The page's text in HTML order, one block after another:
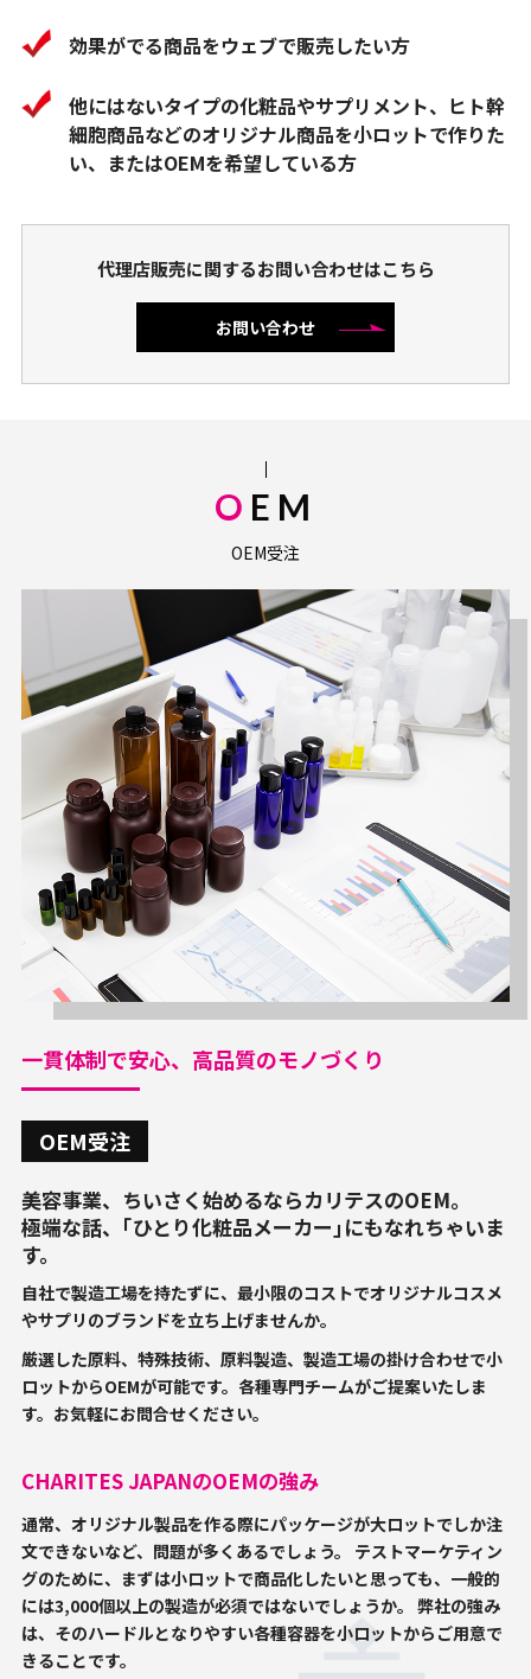
効果がでる商品をウェブで販売したい方
他にはないタイプの化粧品やサプリメント、ヒト幹
細胞商品などのオリジナル商品を小ロットで作りた
い、またはOEMを希望している方
代理店販売に関するお問い合わせはこちら
お問い合わせ
OEM
OEM受注
一貫体制で安心、高品質のモノづくり
OEM受注
美容事業、ちいさく始めるならカリテスのOEM。
極端な話、｢ひとり化粧品メーカー｣にもなれちゃいま
す。
自社で製造工場を持たずに、最小限のコストでオリジナルコスメ
やサプリのブランドを立ち上げませんか。
厳選した原料、特殊技術、原料製造、製造工場の掛け合わせで小
ロットからOEMが可能です。各種専門チームがご提案いたしま
す。お気軽にお問合せください。
CHARITES JAPANのOEMの強み
通常、オリジナル製品を作る際にパッケージが大ロットでしか注
文できないなど、問題が多くあるでしょう。 テストマーケティン
グのために、まずは小ロットで商品化したいと思っても、一般的
には3,000個以上の製造が必須ではないでしょうか。 弊社の強み
は、そのハードルとなりやすい各種容器を小ロットからご用意で
きることです。